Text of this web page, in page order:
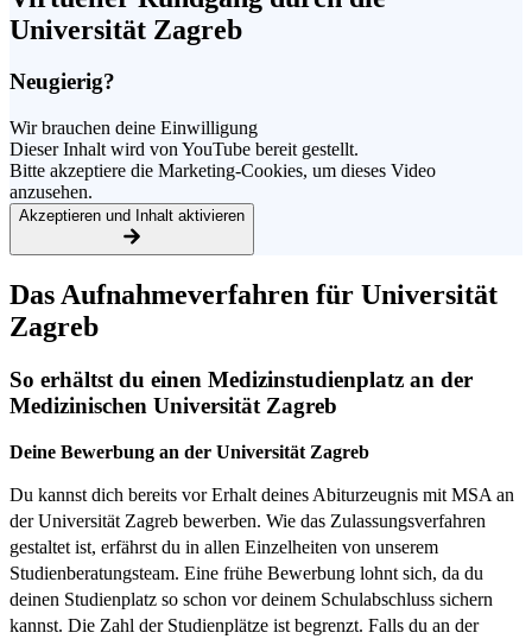
Universität Zagreb
Neugierig?
Wir brauchen deine Einwilligung
Dieser Inhalt wird von YouTube bereit gestellt.
Bitte akzeptiere die Marketing-Cookies, um dieses Video
anzusehen.
Akzeptieren und Inhalt aktivieren
Das Aufnahmeverfahren für Universität
Zagreb
So erhältst du einen Medizinstudienplatz an der
Medizinischen Universität Zagreb
Deine Bewerbung an der Universität Zagreb
Du kannst dich bereits vor Erhalt deines Abiturzeugnis mit MSA an
der Universität Zagreb bewerben. Wie das Zulassungsverfahren
gestaltet ist, erfährst du in allen Einzelheiten von unserem
Studienberatungsteam. Eine frühe Bewerbung lohnt sich, da du
deinen Studienplatz so schon vor deinem Schulabschluss sichern
kannst. Die Zahl der Studienplätze ist begrenzt. Falls du an der